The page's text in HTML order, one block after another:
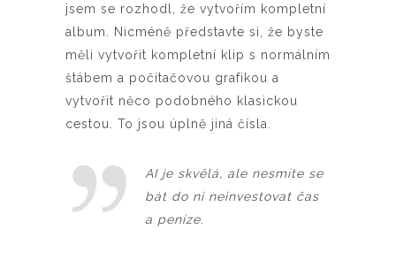
jsem se rozhodl, že vytvořím kompletní
album. Nicméně představte si, že byste
měli vytvořit kompletní klip s normálním
štábem a počítačovou grafikou a
vytvořit něco podobného klasickou
cestou. To jsou úplně jiná čísla.
AI je skvělá, ale nesmíte se
bát do ni neinvestovat čas
a peníze.